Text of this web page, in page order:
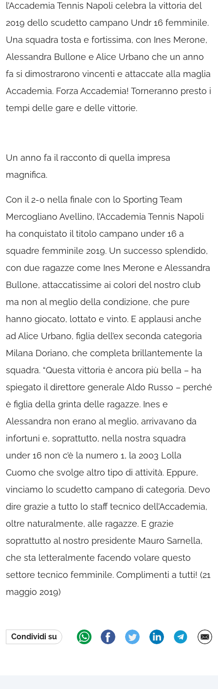
l’Accademia Tennis Napoli celebra la vittoria del
2019 dello scudetto campano Undr 16 femminile.
Una squadra tosta e fortissima, con Ines Merone,
Alessandra Bullone e Alice Urbano che un anno
fa si dimostrarono vincenti e attaccate alla maglia
Accademia. Forza Accademia! Torneranno presto i
tempi delle gare e delle vittorie.
Un anno fa il racconto di quella impresa
magnifica.
Con il 2-0 nella finale con lo Sporting Team
Mercogliano Avellino, l’Accademia Tennis Napoli
ha conquistato il titolo campano under 16 a
squadre femminile 2019. Un successo splendido,
con due ragazze come Ines Merone e Alessandra
Bullone, attaccatissime ai colori del nostro club
ma non al meglio della condizione, che pure
hanno giocato, lottato e vinto. E applausi anche
ad Alice Urbano, figlia dell’ex seconda categoria
Milana Doriano, che completa brillantemente la
squadra. “Questa vittoria è ancora più bella – ha
spiegato il direttore generale Aldo Russo – perché
è figlia della grinta delle ragazze. Ines e
Alessandra non erano al meglio, arrivavano da
infortuni e, soprattutto, nella nostra squadra
under 16 non c’è la numero 1, la 2003 Lolla
Cuomo che svolge altro tipo di attività. Eppure,
vinciamo lo scudetto campano di categoria. Devo
dire grazie a tutto lo staff tecnico dell’Accademia,
oltre naturalmente, alle ragazze. E grazie
soprattutto al nostro presidente Mauro Sarnella,
che sta letteralmente facendo volare questo
settore tecnico femminile. Complimenti a tutti! (21
maggio 2019)
Condividi su